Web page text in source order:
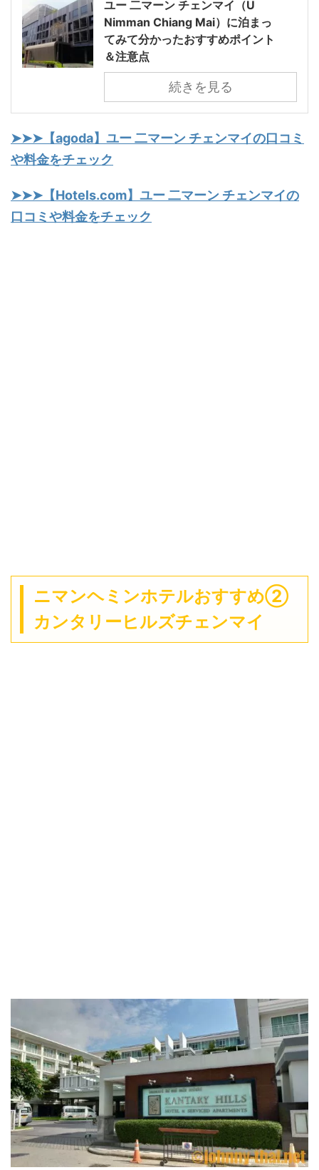
ユー 二マーン チェンマイ（U
Nimman Chiang Mai）に泊まっ
てみて分かったおすすめポイント
＆注意点
続きを見る
➤➤➤【agoda】ユー 二マーン チェンマイの口コミ
や料金をチェック
➤➤➤【Hotels.com】ユー 二マーン チェンマイの
口コミや料金をチェック
ニマンヘミンホテルおすすめ②
カンタリーヒルズチェンマイ